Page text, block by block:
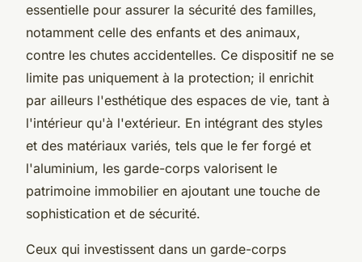
essentielle pour assurer la sécurité des familles,
notamment celle des enfants et des animaux,
contre les chutes accidentelles. Ce dispositif ne se
limite pas uniquement à la protection; il enrichit
par ailleurs l'esthétique des espaces de vie, tant à
l'intérieur qu'à l'extérieur. En intégrant des styles
et des matériaux variés, tels que le fer forgé et
l'aluminium, les garde-corps valorisent le
patrimoine immobilier en ajoutant une touche de
sophistication et de sécurité.
Ceux qui investissent dans un garde-corps